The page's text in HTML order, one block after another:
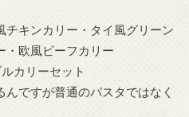
チキンカリー・タイ風グリーン
・欧風ビーフカリー
カリーセット
ですが普通のパスタではなく